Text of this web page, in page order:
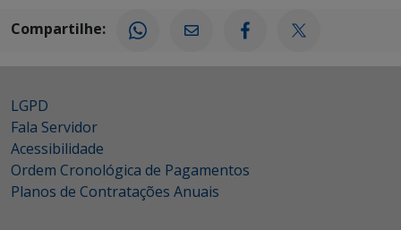
Compartilhe:
LGPD
Fala Servidor
Acessibilidade
Ordem Cronológica de Pagamentos
Planos de Contratações Anuais